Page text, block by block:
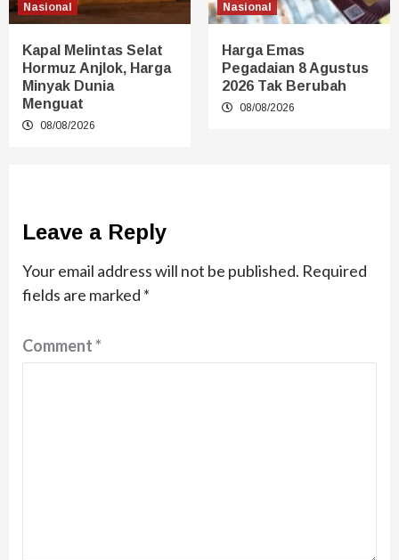
Nasional
Kapal Melintas Selat
Hormuz Anjlok, Harga
Minyak Dunia
Menguat
08/08/2026
Nasional
Harga Emas
Pegadaian 8 Agustus
2026 Tak Berubah
08/08/2026
Leave a Reply
Your email address will not be published. Required
fields are marked *
Comment*